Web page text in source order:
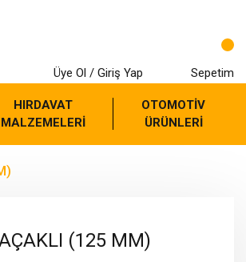
Üye Ol / Giriş Yap Sepetim
HIRDAVAT
MALZEMELERİ
OTOMOTİV
ÜRÜNLERİ
(125 MM)